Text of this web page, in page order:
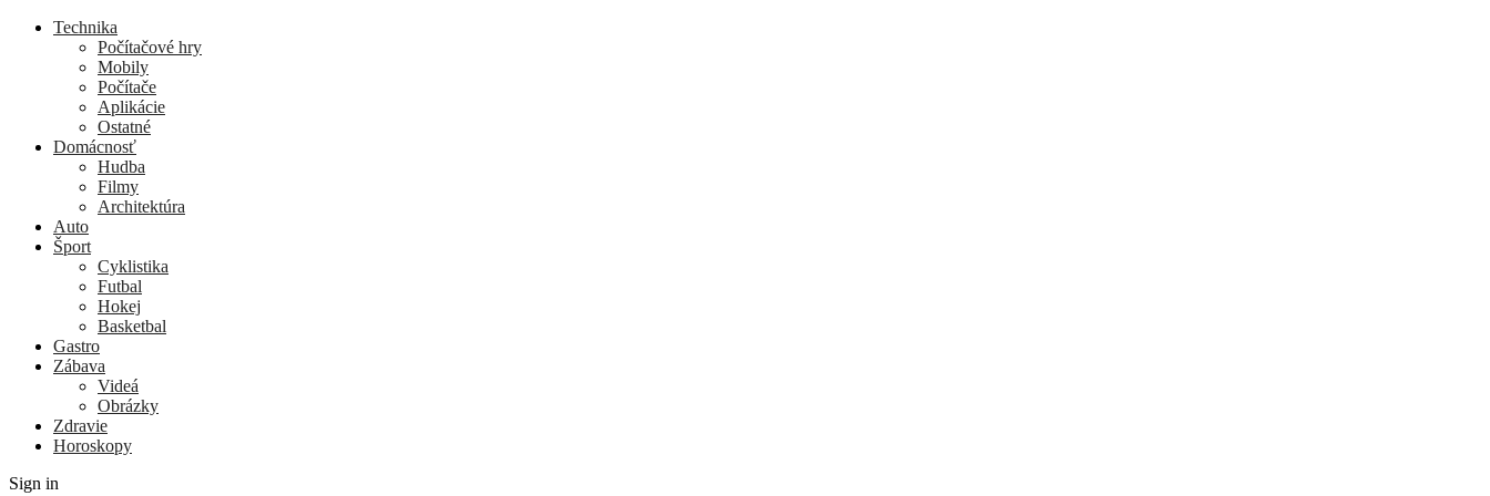
Technika
Počítačové hry
Mobily
Počítače
Aplikácie
Ostatné
Domácnosť
Hudba
Filmy
Architektúra
Auto
Šport
Cyklistika
Futbal
Hokej
Basketbal
Gastro
Zábava
Videá
Obrázky
Zdravie
Horoskopy
Sign in